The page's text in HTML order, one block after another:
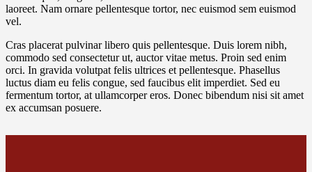
laoreet. Nam ornare pellentesque tortor, nec euismod sem euismod
vel.
Cras placerat pulvinar libero quis pellentesque. Duis lorem nibh,
commodo sed consectetur ut, auctor vitae metus. Proin sed enim
orci. In gravida volutpat felis ultrices et pellentesque. Phasellus
luctus diam eu felis congue, sed faucibus elit imperdiet. Sed eu
fermentum tortor, at ullamcorper eros. Donec bibendum nisi sit amet
ex accumsan posuere.